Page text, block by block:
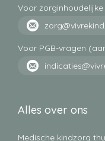
Voor
Voor PGB-vragen
Alles over ons
Medische kindzorg